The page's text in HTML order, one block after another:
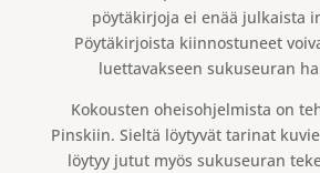
pöytäkirjoja ei enää julkaista
Pöytäkirjoista kiinnostuneet
luettavakseen sukuseuran
Kokousten oheisohjelmista on
Pinskiin. Sieltä löytyvät tarinat
löytyy jutut myös sukuseuran